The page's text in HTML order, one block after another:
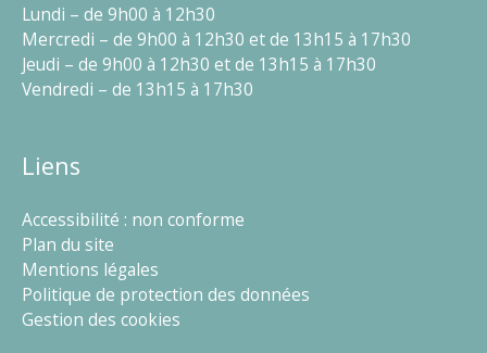
Lundi – de 9h00 à 12h30
Mercredi – de 9h00 à 12h30 et de 13h15 à 17h30
Jeudi – de 9h00 à 12h30 et de 13h15 à 17h30
Vendredi – de 13h15 à 17h30
Liens
Accessibilité : non conforme
Plan du site
Mentions légales
Politique de protection des données
Gestion des cookies